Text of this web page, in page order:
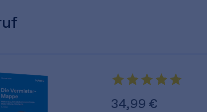
34,99 €